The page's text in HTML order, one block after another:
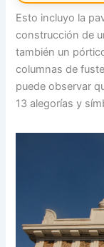
Esto incluyo la
construcción de
también un
columnas de
puede observar
13 alegorías y